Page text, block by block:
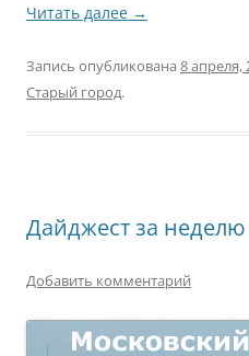
Читать далее →
Запись опубликована 8 апреля,
Старый город.
Дайджест за
Добавить комментарий